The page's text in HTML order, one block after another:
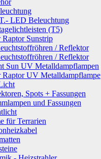
LED Beleuchtung
(T5)
Raptor Sunstrip
/ Reflektor
/ Reflektor
Sun UV Metalldampflampen
Raptor UV Metalldampflampe
Spots + Fassungen
und Fassungen
für Terrarien